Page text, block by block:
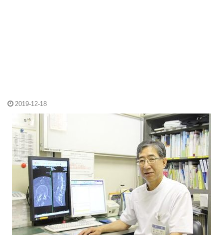
2019-12-18